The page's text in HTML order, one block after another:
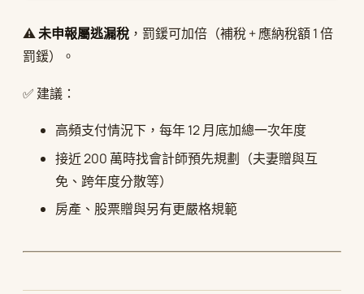
⚠️未申報屬逃漏稅 ，罰鍰可加倍（補稅 + 應納稅額 1 倍
罰鍰）。
✅ 建議：
高頻支付情況下，每年 12 月底加總一次年度
接近 200 萬時找會計師預先規劃（夫妻贈與互
免、跨年度分散等）
房產、股票贈與另有更嚴格規範